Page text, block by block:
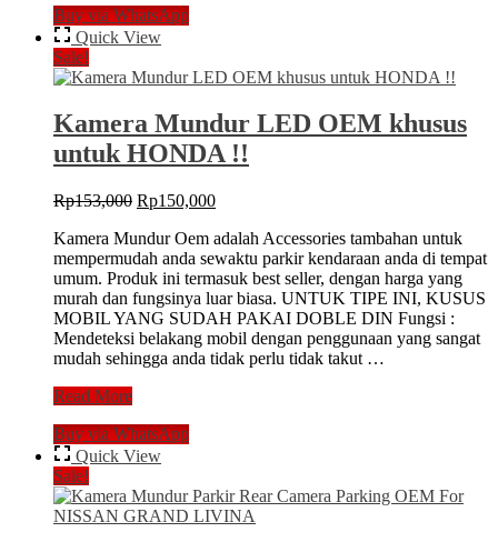
/
Kamera
Mundur
OEM
Parking
GRAND
NEW
Buy via WhatsApp
Quick View
Sale!
Kamera Mundur LED OEM khusus
untuk HONDA !!
Rp153,000 Original
was:
Rp153,000.
Rp150,000Current
is:
Rp150,000.
Kamera Mundur Oem adalah Accessories tambahan untuk
mempermudah anda sewaktu parkir kendaraan anda di tempat
umum. Produk ini termasuk best seller, dengan harga yang
murah dan fungsinya luar biasa. UNTUK TIPE INI, KUSUS
MOBIL YANG SUDAH PAKAI DOBLE DIN Fungsi :
Mendeteksi belakang mobil dengan penggunaan yang sangat
mudah sehingga anda tidak perlu tidak takut …
Kamera
LED
OEM
khusus
untuk
HONDA
Read More
Buy via WhatsApp
Quick View
Sale!